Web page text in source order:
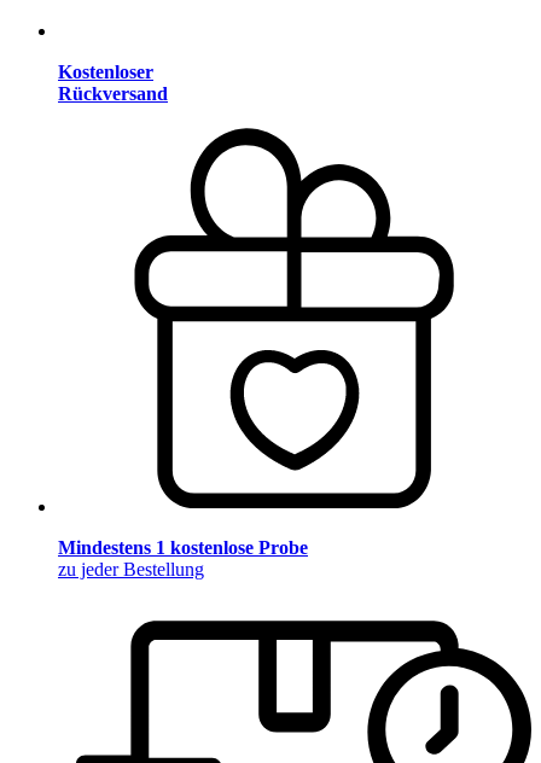
Kostenloser
Rückversand
Mindestens 1 kostenlose Probe
zu jeder Bestellung